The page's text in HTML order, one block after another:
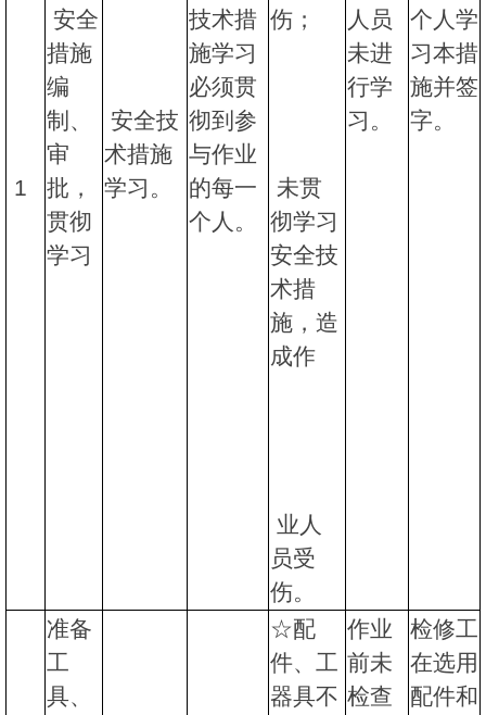
1
安全
措施
编
制、
审
批，
贯彻
学习
安全技
术措施
学习。
技术措
施学习
必须贯
彻到参
与作业
的每一
个人。
伤；
未贯
彻学习
安全技
术措
施，造
成作
业人
员受
伤。
人员
未进
行学
习。
个人学
习本措
施并签
字。
准备
工
具、
☆配
件、工
器具不
作业
前未
检查
检修工
在选用
配件和